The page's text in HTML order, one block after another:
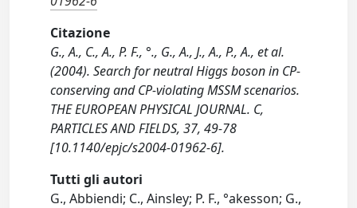
Citazione
G., A., C., A., P. F., °., G., A., J., A., P., A., et al.
(2004). Search for neutral Higgs boson in CP-
conserving and CP-violating MSSM scenarios.
THE EUROPEAN PHYSICAL JOURNAL. C,
PARTICLES AND FIELDS, 37, 49-78
[10.1140/epjc/s2004-01962-6].
Tutti gli autori
G., Abbiendi; C., Ainsley; P. F., °akesson; G.,